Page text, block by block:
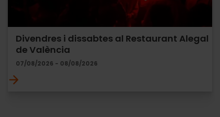
Divendres i dissabtes al Restaurant Alegal
de València
07/08/2026 - 08/08/2026